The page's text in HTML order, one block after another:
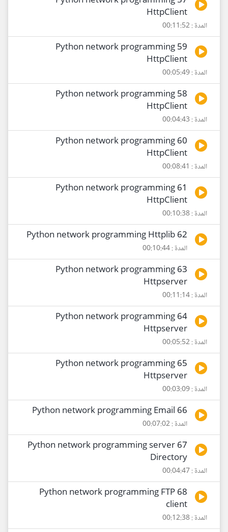
HttpClient
المدة : 00:11:52
59 Python network programming
HttpClient
المدة : 00:05:49
58 Python network programming
HttpClient
المدة : 00:04:43
60 Python network programming
HttpClient
المدة : 00:08:41
61 Python network programming
HttpClient
المدة : 00:10:38
62 Python network programming Httplib
المدة : 00:10:44
63 Python network programming
Httpserver
المدة : 00:11:14
64 Python network programming
Httpserver
المدة : 00:05:52
65 Python network programming
Httpserver
المدة : 00:03:09
66 Python network programming Email
المدة : 00:07:02
67 Python network programming server
Directory
المدة : 00:04:47
68 Python network programming FTP
client
المدة : 00:12:38